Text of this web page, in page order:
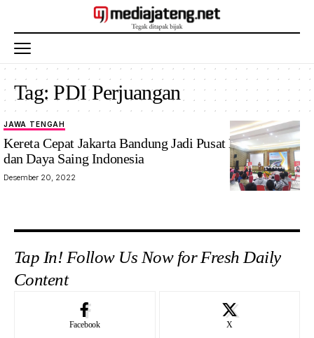
Tag:PDI Perjuangan
JAWA TENGAH
Kereta Cepat Jakarta Bandung Jadi Pusat Keunggulan
dan Daya Saing Indonesia
Desember 20, 2022
Tap In! Follow Us Now for Fresh Daily
Content
Facebook X